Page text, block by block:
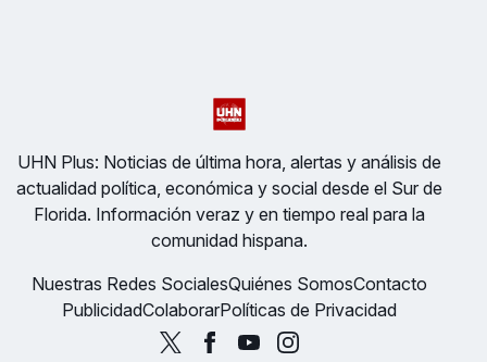
UHN Plus: Noticias de última hora, alertas y análisis de
actualidad política, económica y social desde el Sur de
Florida. Información veraz y en tiempo real para la
comunidad hispana.
Nuestras Redes SocialesQuiénes SomosContacto
PublicidadColaborarPolíticas de Privacidad